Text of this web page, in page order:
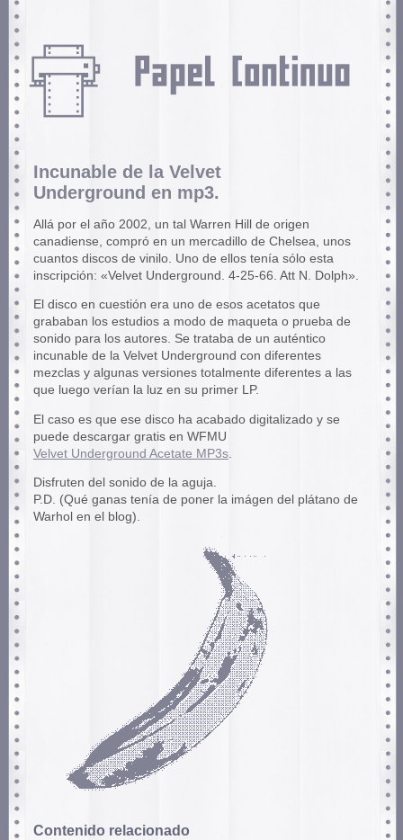
Incunable de la Velvet
Underground en mp3.
Allá por el año 2002, un tal Warren Hill de origen
canadiense, compró en un mercadillo de Chelsea, unos
cuantos discos de vinilo. Uno de ellos tenía sólo esta
inscripción: «Velvet Underground. 4-25-66. Att N. Dolph».
El disco en cuestión era uno de esos acetatos que
grababan los estudios a modo de maqueta o prueba de
sonido para los autores. Se trataba de un auténtico
incunable de la Velvet Underground con diferentes
mezclas y algunas versiones totalmente diferentes a las
que luego verían la luz en su primer LP.
El caso es que ese disco ha acabado digitalizado y se
puede descargar gratis en WFMU
Velvet Underground Acetate MP3s.
Disfruten del sonido de la aguja.
P.D. (Qué ganas tenía de poner la imágen del plátano de
Warhol en el blog).
Contenido relacionado